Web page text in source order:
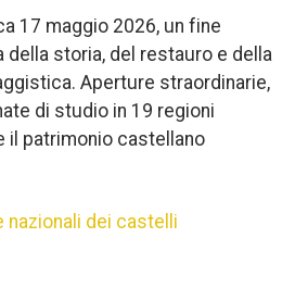
17 maggio 2026, un fine
della storia, del restauro e della
Aperture straordinarie,
di studio in 19 regioni
il patrimonio castellano
nazionali dei castelli